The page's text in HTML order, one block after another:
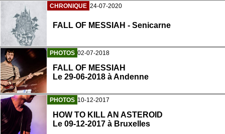
CHRONIQUE 24-07-2020
FALL OF MESSIAH - Senicarne
PHOTOS 02-07-2018
FALL OF MESSIAH
Le 29-06-2018 à Andenne
PHOTOS 10-12-2017
HOW TO KILL AN ASTEROID
Le 09-12-2017 à Bruxelles